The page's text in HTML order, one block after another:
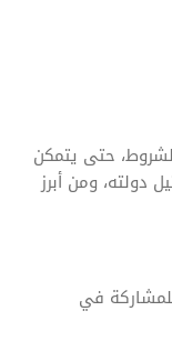
حتى يتمكن
دولته، ومن أبرز
في